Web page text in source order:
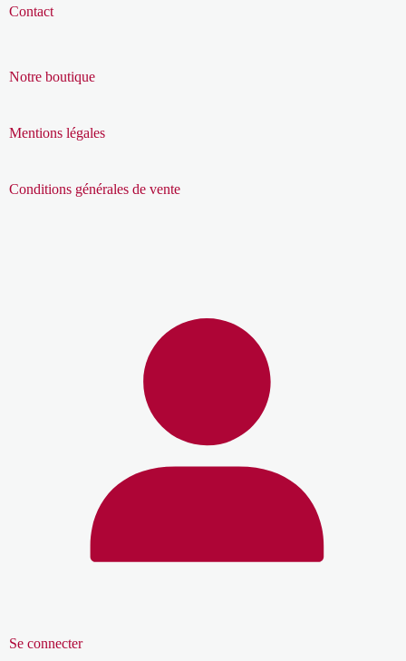
Contact
Notre boutique
Mentions légales
Conditions générales de vente
Se connecter